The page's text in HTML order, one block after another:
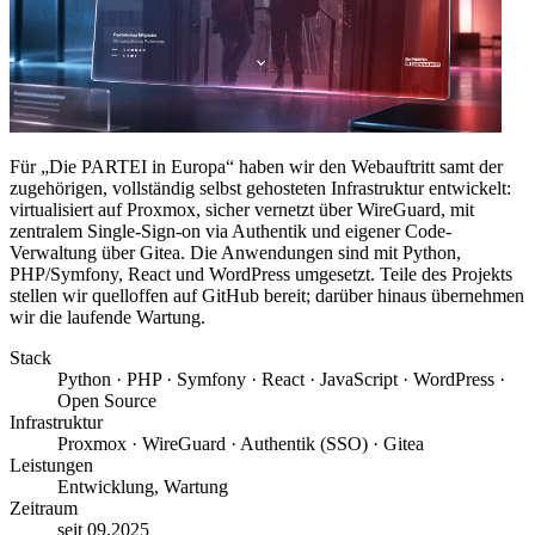
Für „Die PARTEI in Europa“ haben wir den Webauftritt samt der
zugehörigen, vollständig selbst gehosteten Infrastruktur entwickelt:
virtualisiert auf Proxmox, sicher vernetzt über WireGuard, mit
zentralem Single-Sign-on via Authentik und eigener Code-
Verwaltung über Gitea. Die Anwendungen sind mit Python,
PHP/Symfony, React und WordPress umgesetzt. Teile des Projekts
stellen wir quelloffen auf GitHub bereit; darüber hinaus übernehmen
wir die laufende Wartung.
Stack
Python · PHP · Symfony · React · JavaScript · WordPress ·
Open Source
Infrastruktur
Proxmox · WireGuard · Authentik (SSO) · Gitea
Leistungen
Entwicklung, Wartung
Zeitraum
seit 09.2025